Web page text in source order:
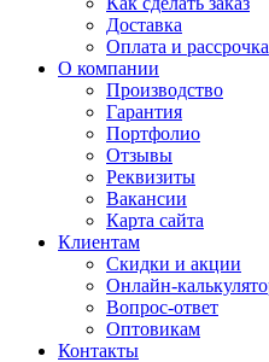
Доставка
Оплата и рассрочка
О компании
Производство
Гарантия
Портфолио
Отзывы
Реквизиты
Вакансии
Карта сайта
Клиентам
Скидки и акции
Онлайн-
Вопрос-ответ
Оптовикам
Контакты